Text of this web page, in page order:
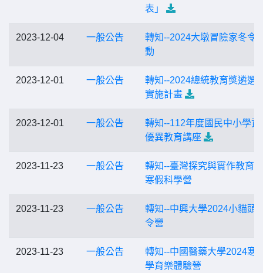
表」
2023-12-04 一般公告
轉知--2024大墩冒險家冬令
動
2023-12-01 一般公告
轉知--2024總統教育獎遴選
實施計畫
2023-12-01 一般公告
轉知--112年度國民中小學資
優異教育講座
2023-11-23 一般公告
轉知--臺灣探究與實作教育
寒假科學營
2023-11-23 一般公告
轉知--中興大學2024小貓頭
令營
2023-11-23 一般公告
轉知--中國醫藥大學2024寒
學育樂體驗營